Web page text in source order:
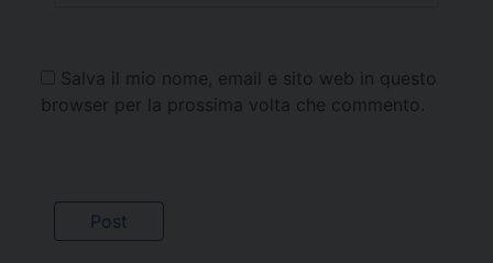
Salva il mio nome, email e sito web in questo
browser per la prossima volta che commento.